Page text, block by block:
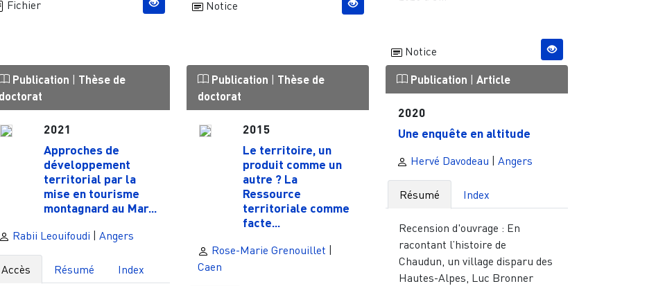
Fichier Notice
Notice
Publication | Thèse de
doctorat
2021
Approches de
développement
territorial par la
mise en tourisme
montagnard au Mar...
Rabii Leouifoudi | Angers
Accès Résumé Index
Publication | Thèse de
doctorat
2015
Le territoire, un
produit comme un
autre ? La
Ressource
territoriale comme
facte...
Rose-Marie Grenouillet |
Caen
Publication | Article
2020
Une enquête en altitude
Hervé Davodeau | Angers
Résumé Index
Recension d'ouvrage : En
racontant l’histoire de
Chaudun, un village disparu des
Hautes-Alpes, Luc Bronner